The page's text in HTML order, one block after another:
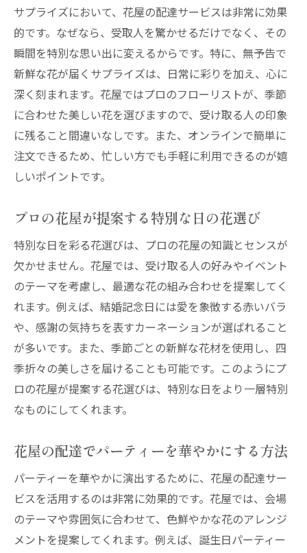
スマホで簡単！花屋の配達をスムーズに利
用
オンライン注文で花屋の配達の選択肢を広
げる
花屋の配達をオンラインで手軽にアレンジ
忙しいあなたにおすすめの花屋のオンライ
ン配達
プロの技術で新鮮さを保つ花屋の配達サービス
プロが選ぶ！花屋の配達で最高の品質を届
ける
花屋の配達が選ぶ鮮度抜群の花の秘密
花屋のプロが教える鮮度を保つコツ
花が長持ちする！花屋の配達の裏技
新鮮な花を届けるための花屋の配達戦略
花屋の配達で心に届く喜びと感動を
感動を届ける！花屋の配達の裏話
花屋の配達で心温まる瞬間を作る
贈り物に最適！花屋の配達で感謝を伝える
大切な人へのメッセージを花屋の配達で
花屋の配達で思いを込めたギフトを贈ろう
忙しいライフスタイルに寄り添う花屋の配達の
魅力
サプライズにおいて、花屋の配達サービスは非常に効果
的です。なぜなら、受取人を驚かせるだけでなく、その
瞬間を特別な思い出に変えるからです。特に、無予告で
新鮮な花が届くサプライズは、日常に彩りを加え、心に
深く刻まれます。花屋ではプロのフローリストが、季節
に合わせた美しい花を選びますので、受け取る人の印象
に残ること間違いなしです。また、オンラインで簡単に
注文できるため、忙しい方でも手軽に利用できるのが嬉
しいポイントです。
プロの花屋が提案する特別な日の花選び
特別な日を彩る花選びは、プロの花屋の知識とセンスが
欠かせません。花屋では、受け取る人の好みやイベント
のテーマを考慮し、最適な花の組み合わせを提案してく
れます。例えば、結婚記念日には愛を象徴する赤いバラ
や、感謝の気持ちを表すカーネーションが選ばれること
が多いです。また、季節ごとの新鮮な花材を使用し、四
季折々の美しさを届けることも可能です。このようにプ
ロの花屋が提案する花選びは、特別な日をより一層特別
なものにしてくれます。
花屋の配達でパーティーを華やかにする方法
パーティーを華やかに演出するために、花屋の配達サー
ビスを活用するのは非常に効果的です。花屋では、会場
のテーマや雰囲気に合わせて、色鮮やかな花のアレンジ
メントを提案してくれます。例えば、誕生日パーティー